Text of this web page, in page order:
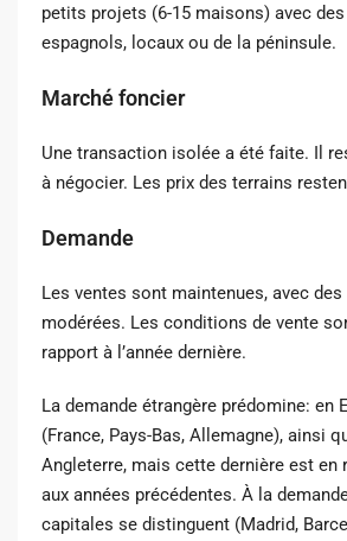
petits projets (6-15 maisons) avec
espagnols, locaux ou de la péninsule.
Marché foncier
Une transaction isolée a été faite. Il
à négocier. Les prix des terrains
Demande
Les ventes sont maintenues, avec
modérées. Les conditions de vente
rapport à l’année dernière.
La demande étrangère prédomine: en
(France, Pays-Bas, Allemagne), ainsi
Angleterre, mais cette dernière est en
aux années précédentes. À la
capitales se distinguent (Madrid,